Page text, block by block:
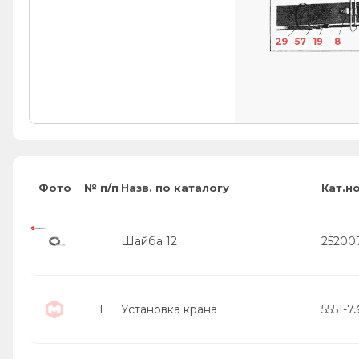
57
8
19
29
Фото № п/п Назв. по каталогу
Шайба 12
1 Установка крана 5551-